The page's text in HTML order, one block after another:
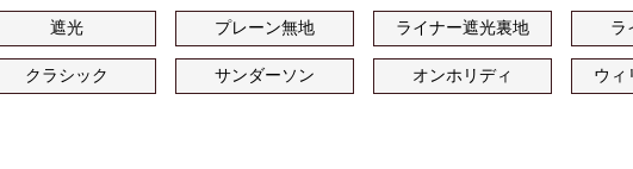
遮光 プレーン無地 ライナー遮光裏地 ラ
クラシック サンダーソン オンホリディ ウィ